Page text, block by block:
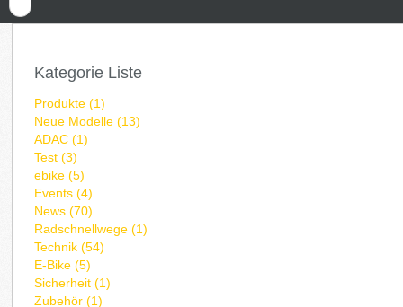
Kategorie Liste
Produkte (1)
Neue Modelle (13)
ADAC (1)
Test (3)
ebike (5)
Events (4)
News (70)
Radschnellwege (1)
Technik (54)
E-Bike (5)
Sicherheit (1)
Zubehör (1)